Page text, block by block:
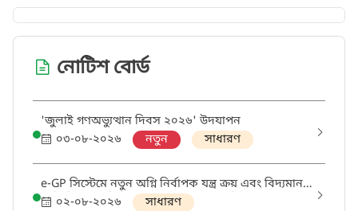
নোটিশ বোর্ড
'জুলাই গণঅভ্যুত্থান দিবস ২০২৬' উদযাপন
০৩-০৮-২০২৬
নতুন সাধারণ
e-GP সিস্টেমে নতুন অগ্নি নির্বাপক যন্ত্র ক্রয় এবং বিদ্যমান
অগ্নি নির্বাপক সিলিন্ডার Re-filling ও সংশ্লিষ্ট কাজের
০২-০৮-২০২৬ সাধারণ